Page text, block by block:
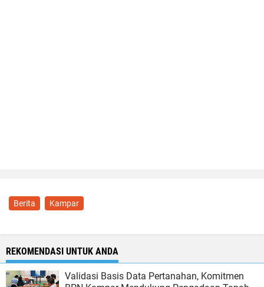
Berita Kampar
REKOMENDASI UNTUK ANDA
Validasi Basis Data Pertanahan, Komitmen